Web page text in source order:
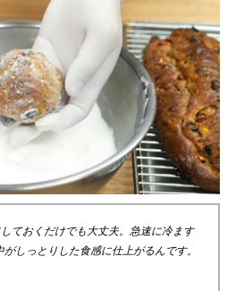
ておくだけでも大丈夫。急速に冷ます
しっとりした食感に仕上がるんです。